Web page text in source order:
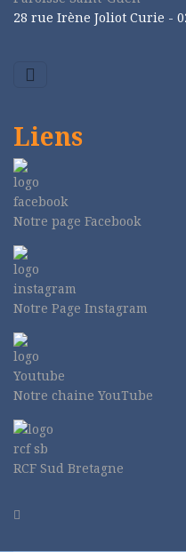
28 rue Irène Joliot Curie -
Liens
Notre page Facebook
Notre Page Instagram
Notre chaine YouTube
RCF Sud Bretagne